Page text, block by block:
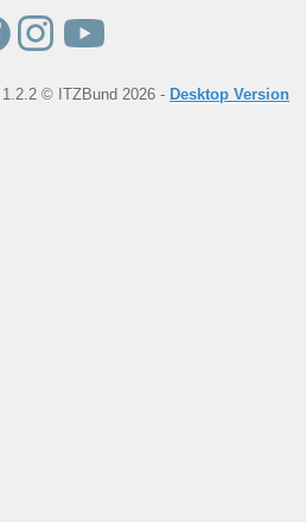
© ITZBund 2026 - Desktop Version